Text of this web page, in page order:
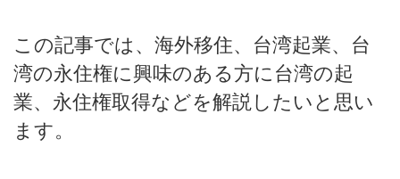
この記事では、海外移住、台湾起業、台
湾の永住権に興味のある方に台湾の起
業、永住権取得などを解説したいと思い
ます。